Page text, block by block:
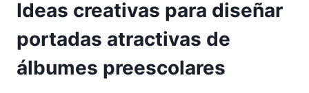
Ideas creativas para diseñar
portadas atractivas de
álbumes preescolares